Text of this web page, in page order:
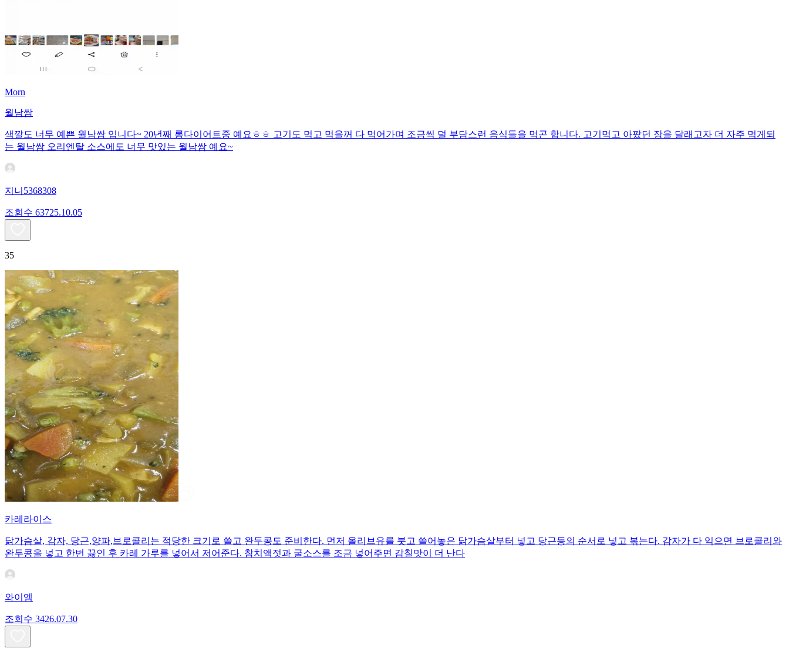
Morn
월남쌈
색깔도 너무 예쁜 월남쌈 입니다~ 20년째 롱다이어트중 예요ㅎㅎ 고기도 먹고 먹을꺼 다 먹어가며 조금씩 덜 부담스런 음식들을 먹곤 합니다. 고기먹고 아팠던 장을 달래고자 더 자주 먹게되
는 월남쌈 오리엔탈 소스에도 너무 맛있는 월남쌈 예요~
지니5368308
조회수 63725.10.05
35
카레라이스
닭가슴살, 감자, 당근,양파,브로콜리는 적당한 크기로 쓸고 완두콩도 준비한다. 먼저 올리브유를 붓고 쓸어놓은 닭가슴살부터 넣고 당근등의 순서로 넣고 볶는다. 감자가 다 익으면 브로콜리와
완두콩을 넣고 한번 끓인 후 카레 가루를 넣어서 저어준다. 참치액젓과 굴소스를 조금 넣어주면 감칠맛이 더 난다
와이엠
조회수 3426.07.30